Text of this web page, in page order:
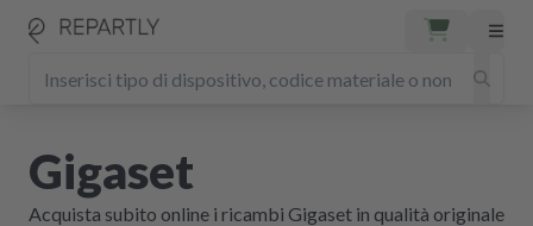
Gigaset
Acquista subito online i ricambi Gigaset in qualità originale